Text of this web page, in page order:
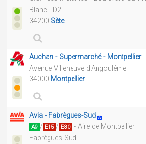
Blanc - D2
34200 Sète
Auchan - Supermarché - Montpellier
Avenue Villeneuve d'Angoulême
34000 Montpellier
Avia - Fabrègues-Sud
A9 / E15 / E80 - Aire de Montpellier
Fabrègues-Sud